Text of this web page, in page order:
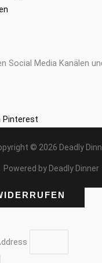
Social Media Kanälen
Pinterest
© 2026 Deadly
Powered by Deadly Dinner